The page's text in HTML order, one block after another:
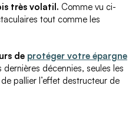
très volatil. Comme vu ci-
tout comme les
de protéger votre épargne
dernières décennies, seules les
pallier l’effet destructeur de